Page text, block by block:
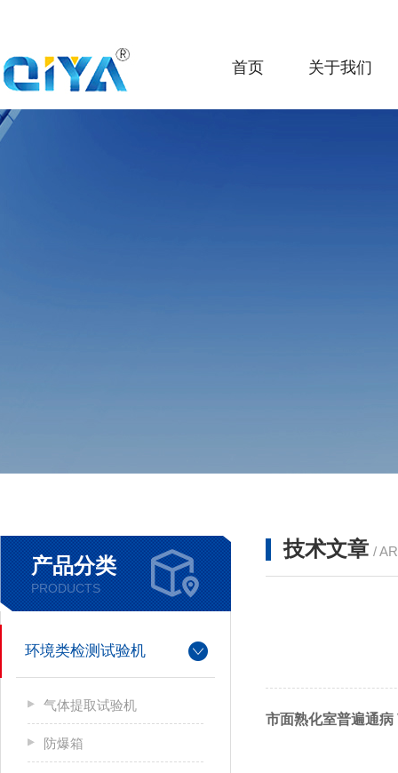
首页 关于我们
产品分类
PRODUCTS
环境类检测试验机
气体提取试验机
防爆箱
技术文章 /
市面熟化室普遍通病